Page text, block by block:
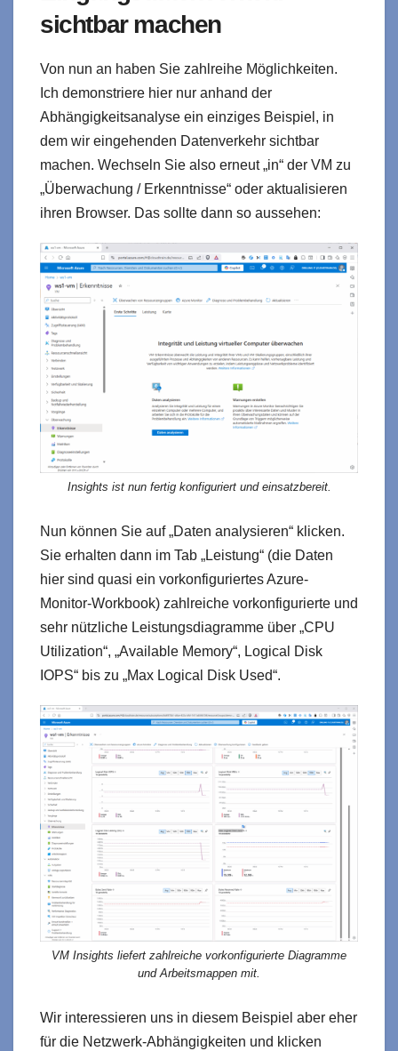
sichtbar machen
Von nun an haben Sie zahlreihe Möglichkeiten.
Ich demonstriere hier nur anhand der
Abhängigkeitsanalyse ein einziges Beispiel, in
dem wir eingehenden Datenverkehr sichtbar
machen. Wechseln Sie also erneut „in“ der VM zu
„Überwachung / Erkenntnisse“ oder aktualisieren
ihren Browser. Das sollte dann so aussehen:
Insights ist nun fertig konfiguriert und einsatzbereit.
Nun können Sie auf „Daten analysieren“ klicken.
Sie erhalten dann im Tab „Leistung“ (die Daten
hier sind quasi ein vorkonfiguriertes Azure-
Monitor-Workbook) zahlreiche vorkonfigurierte und
sehr nützliche Leistungsdiagramme über „CPU
Utilization“, „Available Memory“, Logical Disk
IOPS“ bis zu „Max Logical Disk Used“.
VM Insights liefert zahlreiche vorkonfigurierte Diagramme
und Arbeitsmappen mit.
Wir interessieren uns in diesem Beispiel aber eher
für die Netzwerk-Abhängigkeiten und klicken